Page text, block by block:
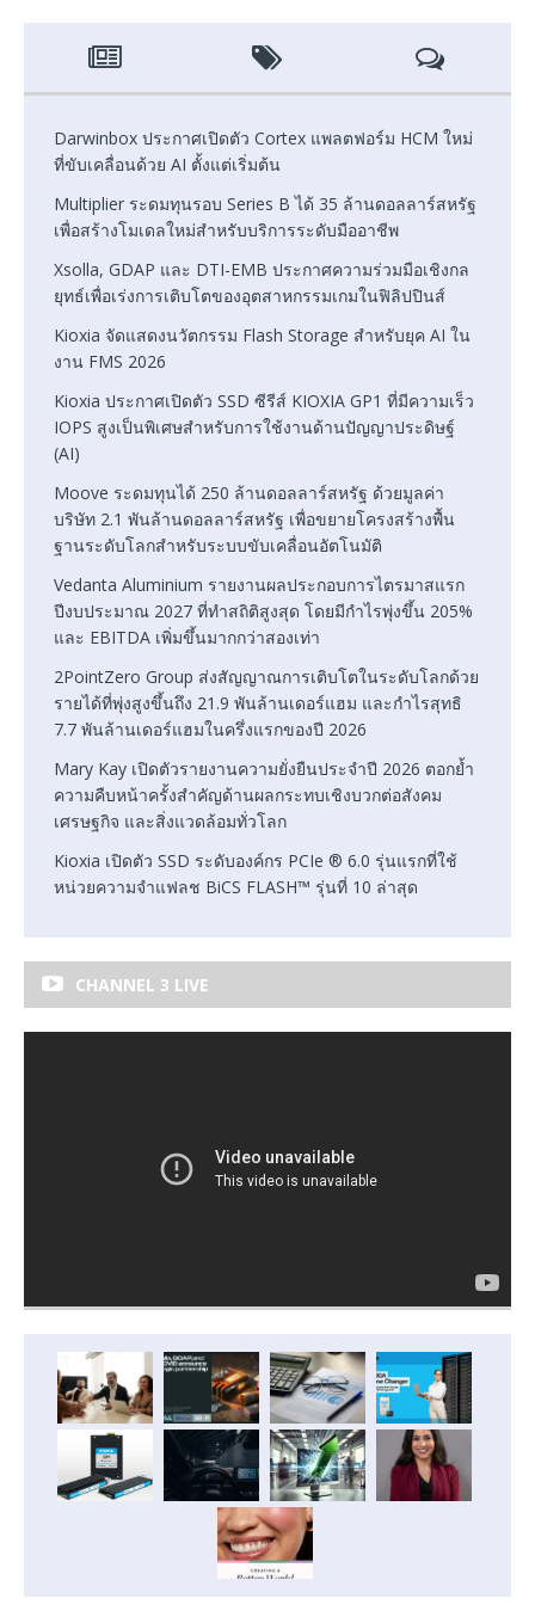
Darwinbox ประกาศเปิดตัว Cortex แพลตฟอร์ม HCM ใหม่
ที่ขับเคลื่อนด้วย AI ตั้งแต่เริ่มต้น
Multiplier ระดมทุนรอบ Series B ได้ 35 ล้านดอลลาร์สหรัฐ
เพื่อสร้างโมเดลใหม่สำหรับบริการระดับมืออาชีพ
Xsolla, GDAP และ DTI-EMB ประกาศความร่วมมือเชิงกล
ยุทธ์เพื่อเร่งการเติบโตของอุตสาหกรรมเกมในฟิลิปปินส์
Kioxia จัดแสดงนวัตกรรม Flash Storage สำหรับยุค AI ใน
งาน FMS 2026
Kioxia ประกาศเปิดตัว SSD ซีรีส์ KIOXIA GP1 ที่มีความเร็ว
IOPS สูงเป็นพิเศษสำหรับการใช้งานด้านปัญญาประดิษฐ์
(AI)
Moove ระดมทุนได้ 250 ล้านดอลลาร์สหรัฐ ด้วยมูลค่า
บริษัท 2.1 พันล้านดอลลาร์สหรัฐ เพื่อขยายโครงสร้างพื้น
ฐานระดับโลกสำหรับระบบขับเคลื่อนอัตโนมัติ
Vedanta Aluminium รายงานผลประกอบการไตรมาสแรก
ปีงบประมาณ 2027 ที่ทำสถิติสูงสุด โดยมีกำไรพุ่งขึ้น 205%
และ EBITDA เพิ่มขึ้นมากกว่าสองเท่า
2PointZero Group ส่งสัญญาณการเติบโตในระดับโลกด้วย
รายได้ที่พุ่งสูงขึ้นถึง 21.9 พันล้านเดอร์แฮม และกำไรสุทธิ
7.7 พันล้านเดอร์แฮมในครึ่งแรกของปี 2026
Mary Kay เปิดตัวรายงานความยั่งยืนประจำปี 2026 ตอกย้ำ
ความคืบหน้าครั้งสำคัญด้านผลกระทบเชิงบวกต่อสังคม
เศรษฐกิจ และสิ่งแวดล้อมทั่วโลก
Kioxia เปิดตัว SSD ระดับองค์กร PCIe ® 6.0 รุ่นแรกที่ใช้
หน่วยความจำแฟลช BiCS FLASH™ รุ่นที่ 10 ล่าสุด
CHANNEL 3 LIVE